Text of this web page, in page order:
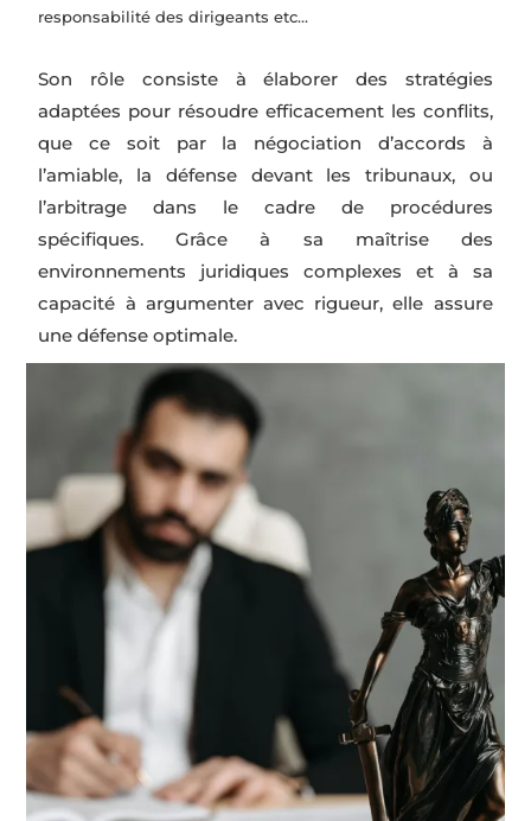
responsabilité des dirigeants etc…
Son rôle consiste à élaborer des stratégies
adaptées pour résoudre efficacement les conflits,
que ce soit par la négociation d’accords à
l’amiable, la défense devant les tribunaux, ou
l’arbitrage dans le cadre de procédures
spécifiques. Grâce à sa maîtrise des
environnements juridiques complexes et à sa
capacité à argumenter avec rigueur, elle assure
une défense optimale.